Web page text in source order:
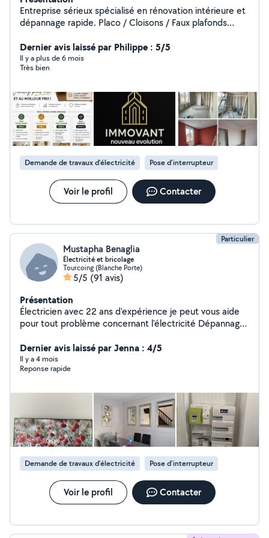
Entreprise sérieux spécialisé en rénovation intérieure et
dépannage rapide. Placo / Cloisons / Faux plafonds
Remise aux normes Plomberie / Fuites / Remplacement
sanitaire Sols (parquet, PVC, carrelage) Remise en état
avant location ou vente Travail propre et soigné
gros chantiers Secteur : Métropole Lilloise (Lille,
Roubaix, Tourcoing et alentours) Urgences acceptées
Contact rapide par message ou téléphone.
Dernier avis laissé par Philippe : 5/5
Il y a plus de 6 mois
Très bien
Demande de travaux d’électricité Pose d'interrupteur
Voir le profil Contacter
Particulier
Mustapha Benaglia
Électricité et bricolage
Tourcoing (Blanche Porte)
5/5 (91 avis)
Présentation
Électricien avec 22 ans d'expérience je peut vous aide
pour tout problème concernant l'électricité Dépannage
qualifié. électricien avec plus années d'expérience. Et
tous ce qui es manuel.dans le bricolage
Dernier avis laissé par Jenna : 4/5
Il y a 4 mois
Reponse rapide
Demande de travaux d’électricité Pose d'interrupteur
Voir le profil Contacter